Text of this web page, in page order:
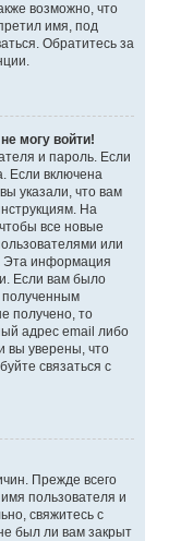
возможно, что
имя, под
Обратитесь за
могу войти!
и пароль. Если
Если включена
указали, что вам
На
все новые
или
Эта информация
Если вам было
полученным
получено, то
адрес email либо
вы уверены, что
связаться с
Прежде всего
пользователя и
свяжитесь с
был ли вам закрыт